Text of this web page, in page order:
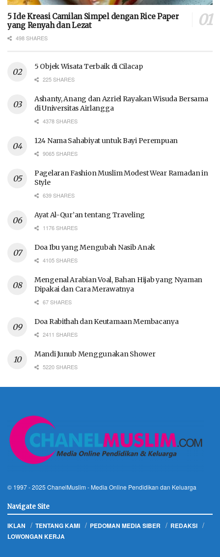
5 Ide Kreasi Camilan Simpel dengan Rice Paper
yang Renyah dan Lezat
498 SHARES
5 Objek Wisata Terbaik di Cilacap
225 SHARES
Ashanty, Anang dan Azriel Rayakan Wisuda Bersama
di Universitas Airlangga
4378 SHARES
124 Nama Sahabiyat untuk Bayi Perempuan
9065 SHARES
Pagelaran Fashion Muslim Modest Wear Ramadan in
Style
639 SHARES
Ayat Al-Qur’an tentang Traveling
1176 SHARES
Doa Ibu yang Mengubah Nasib Anak
4105 SHARES
Mengenal Arabian Voal, Bahan Hijab yang Nyaman
Dipakai dan Cara Merawatnya
67 SHARES
Doa Rabithah dan Keutamaan Membacanya
2411 SHARES
Mandi Junub Menggunakan Shower
5220 SHARES
© 1997 - 2025 ChanelMuslim - Media Online Pendidikan dan Keluarga
Navigate Site
IKLAN TENTANG KAMI PEDOMAN MEDIA SIBER
REDAKSI
LOWONGAN KERJA